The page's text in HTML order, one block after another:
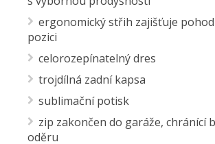
ergonomický střih zajišťuje
pozici
celorozepínatelný dres
trojdílná zadní kapsa
sublimační potisk
zip zakončen do garáže, chránící
oděru